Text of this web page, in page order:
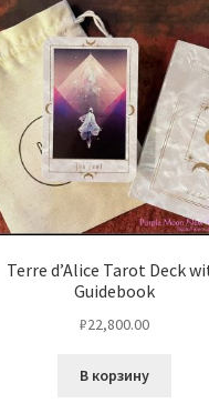
Terre d’Alice Tarot Deck
Guidebook
₽22,800.00
В корзину